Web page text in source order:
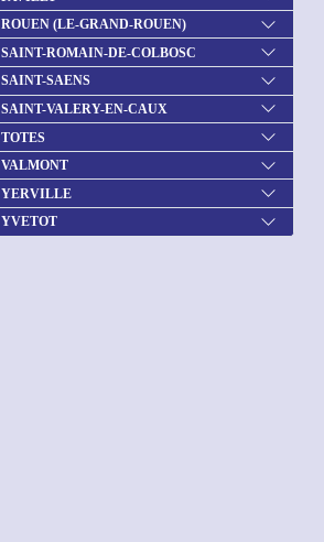
ROUEN (LE-GRAND-ROUEN)
SAINT-ROMAIN-DE-COLBOSC
SAINT-SAENS
SAINT-VALERY-EN-CAUX
TOTES
VALMONT
YERVILLE
YVETOT